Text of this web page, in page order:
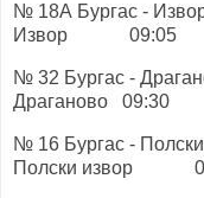
№ 18А Бургас -
Извор 09:05
№ 32 Бургас -
Драганово 09:30
№ 16 Бургас -
Полски извор